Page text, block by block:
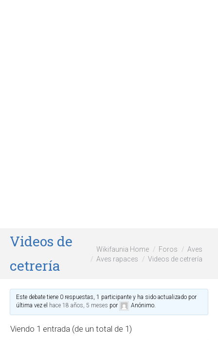
Videos de
cetrería
Wikifaunia Home Foros
Aves
Aves rapaces
Videos de cetrería
Este debate tiene 0 respuestas, 1 participante y ha sido actualizado por
última vez el hace 18 años, 5 meses por Anónimo.
Viendo 1 entrada (de un total de 1)